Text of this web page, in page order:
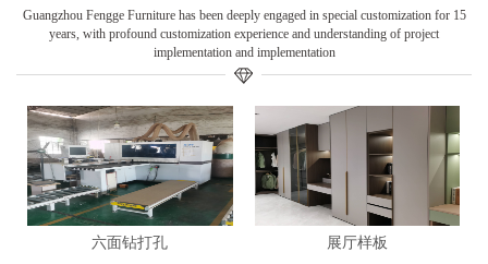
Guangzhou Fengge Furniture has been deeply engaged in special customization for 15
years, with profound customization experience and understanding of project
implementation and implementation
六面钻打孔 展厅样板